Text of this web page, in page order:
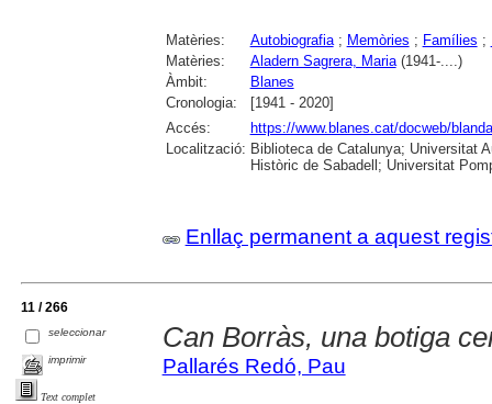
Matèries: Autobiografia; Memòries ; Famílies ;
Matèries:
Aladern Sagrera, Maria(1941-....)
Àmbit:
Blanes
Cronologia:
[1941 - 2020]
Accés:
https://www.blanes.cat/docweb/
Localització: Biblioteca de Catalunya; Universitat
Històric de Sabadell; Universitat
Enllaç permanent a aquest
11 / 266
seleccionar
imprimir
Text complet
Can Borràs, una botiga
Pallarés Redó, Pau